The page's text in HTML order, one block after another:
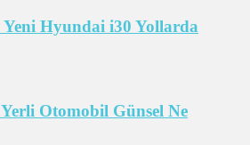
Yeni Hyundai i30 Yollarda
Otomobil Günsel Ne